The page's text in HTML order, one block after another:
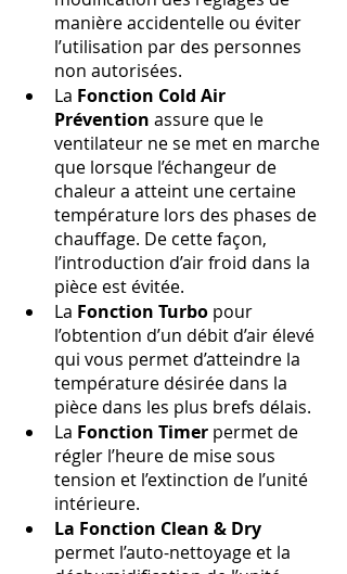
manière accidentelle ou éviter
l’utilisation par des personnes
non autorisées.
La Fonction Cold Air
Prévention assure que le
ventilateur ne se met en marche
que lorsque l’échangeur de
chaleur a atteint une certaine
température lors des phases de
chauffage. De cette façon,
l’introduction d’air froid dans la
pièce est évitée.
La Fonction Turbo pour
l’obtention d’un débit d’air élevé
qui vous permet d’atteindre la
température désirée dans la
pièce dans les plus brefs délais.
La Fonction Timer permet de
régler l’heure de mise sous
tension et l’extinction de l’unité
intérieure.
La Fonction Clean & Dry
permet l’auto-nettoyage et la